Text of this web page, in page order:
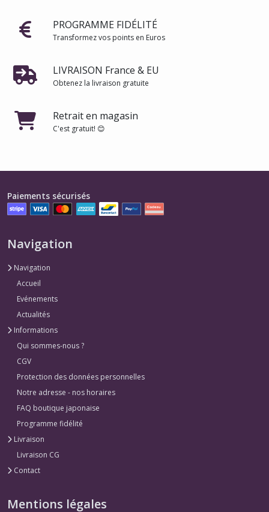
PROGRAMME FIDÉLITÉ
Transformez vos points en Euros
LIVRAISON France & EU
Obtenez la livraison gratuite
Retrait en magasin
C'est gratuit! 😊
Paiements sécurisés
Navigation
Navigation
Accueil
Evénements
Actualités
Informations
Qui sommes-nous ?
CGV
Protection des données personnelles
Notre adresse - nos horaires
FAQ boutique japonaise
Programme fidélité
Livraison
Livraison CG
Contact
Mentions légales